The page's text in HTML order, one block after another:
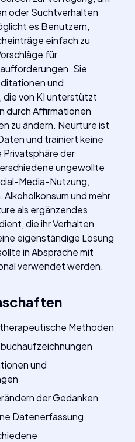
oder Suchtverhalten
es Benutzern,
einfach zu
für
Sie
und
von KI unterstützt
durch Affirmationen
zu ändern. Neurture ist
und trainiert keine
Privatsphäre der
ungewollte
Media-Nutzung,
und mehr
als ergänzendes
die ihr Verhalten
eigenständige Lösung
in Absprache mit
verwendet werden.
Methoden
und
der Gedanken
Datenerfassung